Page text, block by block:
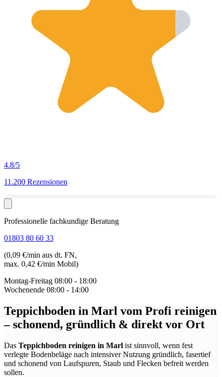
4.8/5
11.200 Rezensionen
Professionelle fachkundige Beratung
01803 80 60 33
(0,09 €/min aus dt. FN,
max. 0,42 €/min Mobil)
Montag-Freitag 08:00 - 18:00
Wochenende 08:00 - 14:00
Teppichboden in Marl vom Profi reinigen
– schonend, gründlich & direkt vor Ort
Das Teppichboden reinigen in Marl ist sinnvoll, wenn fest
verlegte Bodenbeläge nach intensiver Nutzung gründlich, fasertief
und schonend von Laufspuren, Staub und Flecken befreit werden
sollen.